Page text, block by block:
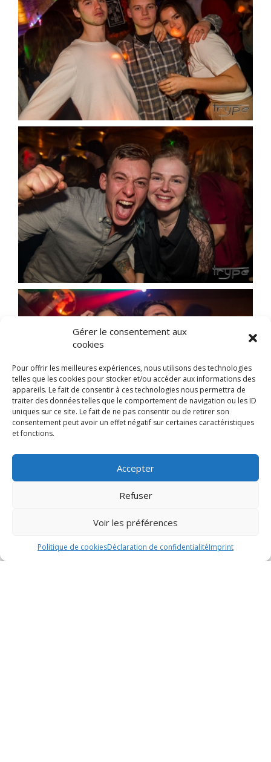
Gérer le consentement aux
cookies
Pour offrir les meilleures expériences, nous utilisons des technologies
telles que les cookies pour stocker et/ou accéder aux informations des
appareils. Le fait de consentir à ces technologies nous permettra de
traiter des données telles que le comportement de navigation ou les ID
uniques sur ce site. Le fait de ne pas consentir ou de retirer son
consentement peut avoir un effet négatif sur certaines caractéristiques
et fonctions.
Accepter
Refuser
Voir les préférences
Politique de cookiesDéclaration de confidentialitéImprint